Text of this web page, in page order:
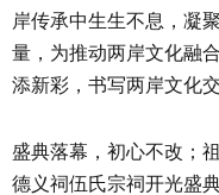
岸传承中生生不息，凝
量，为推动两岸文化融
添新彩，书写两岸文化
盛典落幕，初心不改；
德义祠伍氏宗祠开光盛